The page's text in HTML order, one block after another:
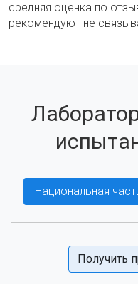
средняя оценка по
рекомендуют не
Национальная
Получить